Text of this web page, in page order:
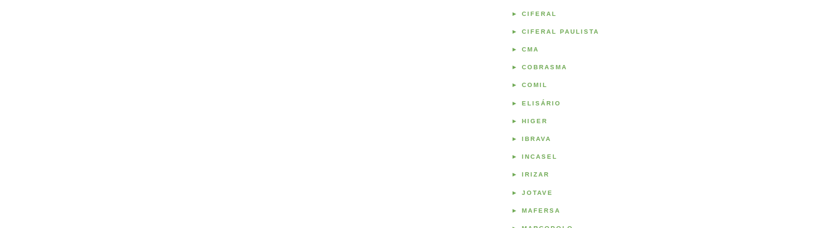
► CIFERAL
► CIFERAL PAULISTA
► CMA
► COBRASMA
► COMIL
► ELISÁRIO
► HIGER
► IBRAVA
► INCASEL
► IRIZAR
► JOTAVE
► MAFERSA